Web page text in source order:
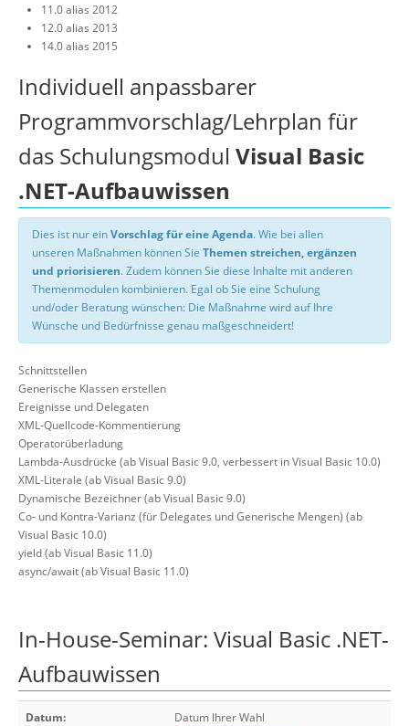
11.0 alias 2012
12.0 alias 2013
14.0 alias 2015
Individuell anpassbarer
Programmvorschlag/Lehrplan für
das Schulungsmodul Visual Basic
.NET-Aufbauwissen
Dies ist nur einVorschlag für eine Agenda. Wie bei allen
unseren Maßnahmen können Sie Themen streichen, ergänzen
und priorisieren. Zudem können Sie diese Inhalte mit anderen
Themenmodulen kombinieren. Egal ob Sie eine Schulung
und/oder Beratung wünschen: Die Maßnahme wird auf Ihre
Wünsche und Bedürfnisse genau maßgeschneidert!
Schnittstellen
Generische Klassen erstellen
Ereignisse und Delegaten
XML-Quellcode-Kommentierung
Operatorüberladung
Lambda-Ausdrücke (ab Visual Basic 9.0, verbessert in Visual Basic 10.0)
XML-Literale (ab Visual Basic 9.0)
Dynamische Bezeichner (ab Visual Basic 9.0)
Co- und Kontra-Varianz (für Delegates und Generische Mengen) (ab
Visual Basic 10.0)
yield (ab Visual Basic 11.0)
async/await (ab Visual Basic 11.0)
In-House-Seminar: Visual Basic .NET-
Aufbauwissen
Datum:
Datum Ihrer Wahl